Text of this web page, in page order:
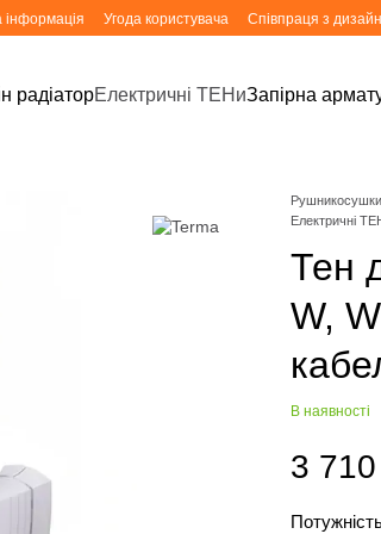
інформація Угода користувача Співпраця з
радіаторЕлектричні ТЕНиЗапірна
Рушникосушки
Електричні
Тен
W,
В наявності
3 710